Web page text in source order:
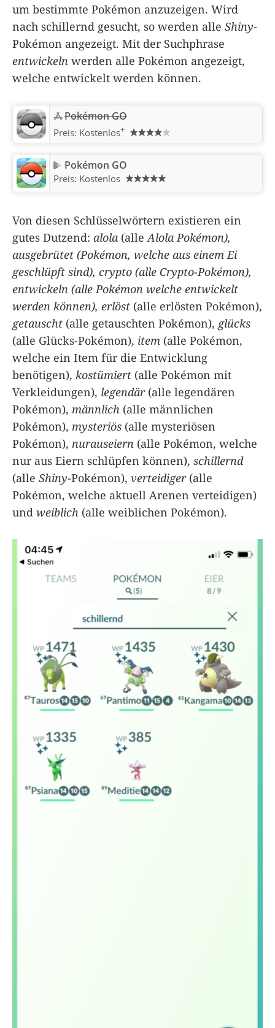
um bestimmte Pokémon anzuzeigen. Wird
nach schillernd gesucht, so werden alle Shiny-
Pokémon angezeigt. Mit der Suchphrase
entwickeln werden alle Pokémon angezeigt,
welche entwickelt werden können.
Pokémon GO
Preis: Kostenlos+
Pokémon GO
Preis: Kostenlos
Von diesen Schlüsselwörtern existieren ein
gutes Dutzend: alola (alle Alola Pokémon),
ausgebrütet (Pokémon, welche aus einem Ei
geschlüpft sind), crypto (alle Crypto-Pokémon),
entwickeln (alle Pokémon welche entwickelt
werden können), erlöst (alle erlösten Pokémon),
getauscht (alle getauschten Pokémon), glücks
(alle Glücks-Pokémon), item (alle Pokémon,
welche ein Item für die Entwicklung
benötigen), kostümiert (alle Pokémon mit
Verkleidungen), legendär(alle legendären
Pokémon), männlich (alle männlichen
Pokémon), mysteriös (alle mysteriösen
Pokémon), nurauseiern (alle Pokémon, welche
nur aus Eiern schlüpfen können), schillernd
(alle Shiny-Pokémon), verteidiger(alle
Pokémon, welche aktuell Arenen verteidigen)
und weiblich (alle weiblichen Pokémon).